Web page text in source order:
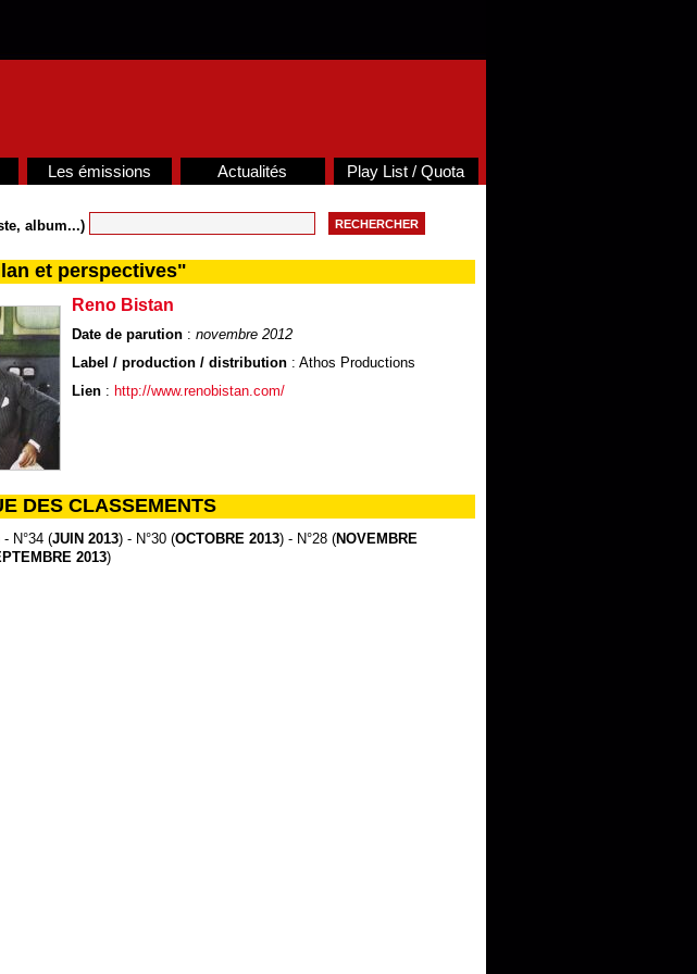
Les émissions Actualités Play List / Quota
album...)
et perspectives"
Reno Bistan
Date de parution: novembre 2012
Label / production / distribution: Athos Productions
Lien: http://www.renobistan.com/
DES CLASSEMENTS
- N°34 (JUIN 2013) - N°30 (OCTOBRE 2013) - N°28 (NOVEMBRE
2013)